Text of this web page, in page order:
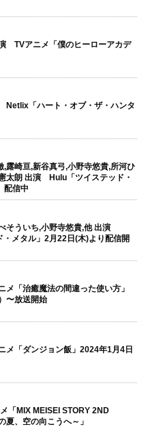
TVアニメ「僕のヒーローアカデ
Netlix「ハート・オブ・ザ・ハンタ
,露崎亘,新谷真弓,小野寺悠貴,所河ひ
太朗 出演 Hulu「ツイステッド・
配信中
そういち,小野寺悠貴,他 出演
メタル」2月22日(木)より配信開
「治癒魔法の間違った使い方」
〜放送開始
「ダンジョン飯」2024年1月4日
「MIX MEISEI STORY 2ND
夏、空の向こうへ～」